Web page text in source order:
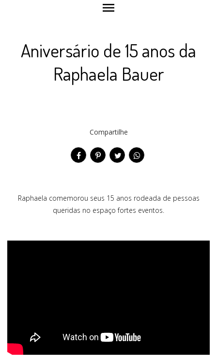
menu
Aniversário de 15 anos da
Raphaela Bauer
Compartilhe
Raphaela comemorou seus 15 anos rodeada de pessoas
queridas no espaço fortes eventos.